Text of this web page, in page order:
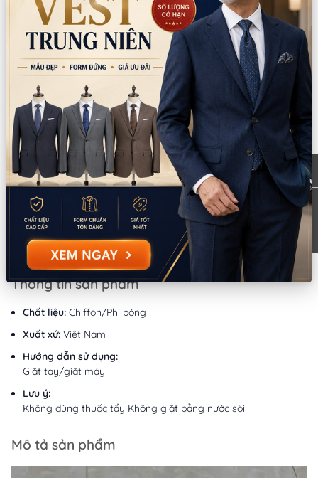
TPHCM
bản đồ
0777.195.929 - 0974.230.324
9:00 - 18:00 (Thứ 2 - Thứ 7)
CN Bình Tân
Tồn: 2
759/3A Hương Lộ 2, Phường Bình Trị Đông,
TPHCM
Xem
bản đồ
0932.713.594 - 0986.324.594
9:00 - 18:00 (Thứ 2 - Thứ 7)
CN Bình Thạnh
Tồn: 1
58/6 Tân Cảng, Phường Thạnh Mỹ Tây,
TPHCM
Xem
bản đồ
086.7474.247 - 086.8644.086
9:00 - 18:00 (Thứ 2 - Chủ nhật)
Thông tin sản phẩm
Chất liệu: Chiffon/Phi bóng
Xuất xứ: Việt Nam
Hướng dẫn sử dụng:
Giặt tay/giặt máy
Lưu ý:
Không dùng thuốc tẩy Không giặt bằng nước sôi
Mô tả sản phẩm